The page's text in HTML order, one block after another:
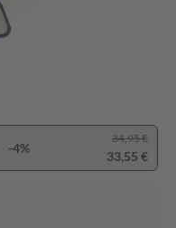
-4%
34,95 €
33,55 €